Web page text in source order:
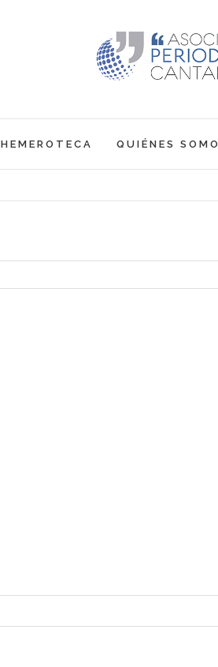
HEMEROTECA QUIÉNES